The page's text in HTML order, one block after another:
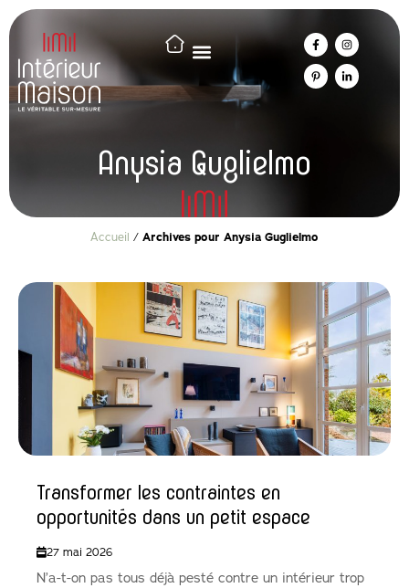
Anysia Guglielmo
Accueil / Archives pour Anysia Guglielmo
Transformer les contraintes en
opportunités dans un petit espace
27 mai 2026
N’a-t-on pas tous déjà pesté contre un intérieur trop